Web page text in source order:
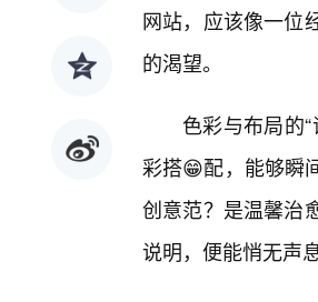
网站，应该像一位
的渴望。
色彩与布局的
彩搭😁配，能够瞬
创意范？是温馨治
说明，便能悄无声